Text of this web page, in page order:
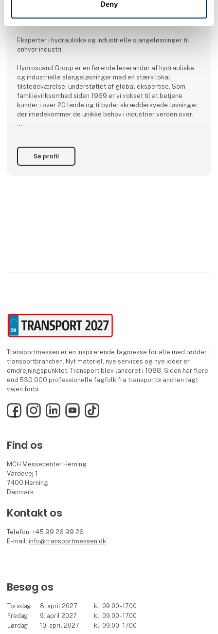
Deny
Hydroscand A/S
Eksperter i hydrauliske og industrielle slangeløsninger til
enhver industri.
Hydroscand Group er en førende leverandør af hydrauliske
og industrielle slangeløsninger med en stærk lokal
tilstedeværelse, understøttet af global ekspertise. Som
familievirksomhed siden 1969 er vi vokset til at betjene
kunder i over 20 lande og tilbyder skræddersyede løsninger,
der imødekommer de unikke behov i industrier verden over.
kundeservice. Vores strategisk placerede butikker og
SlangExpress
Se profil
Transportmessen er en inspirerende fagmesse for alle med rødder i
transportbranchen. Nyt materiel, nye services og nye idéer er
omdrejningspunktet. Transport blev lanceret i 1988. Siden har flere
end 530.000 professionelle fagfolk fra transportbranchen lagt
vejen forbi.
FacebookInstagramLinkedInYouTubeTikTok
Find os
MCH Messecenter Herning
Vardevej 1
7400 Herning
Danmark
Kontakt os
Telefon: +45 99 26 99 26
E-mail: info@transportmessen.dk
Besøg os
Torsdag 8. april 2027
kl. 09.00 - 17.00
Fredag
9. april 2027
kl. 09.00 - 17.00
Lørdag
10. april 2027 kl. 09.00 - 17.00